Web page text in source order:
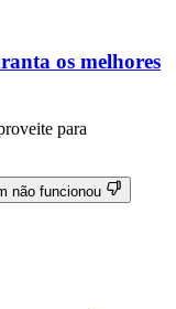
os melhores
para
não funcionou